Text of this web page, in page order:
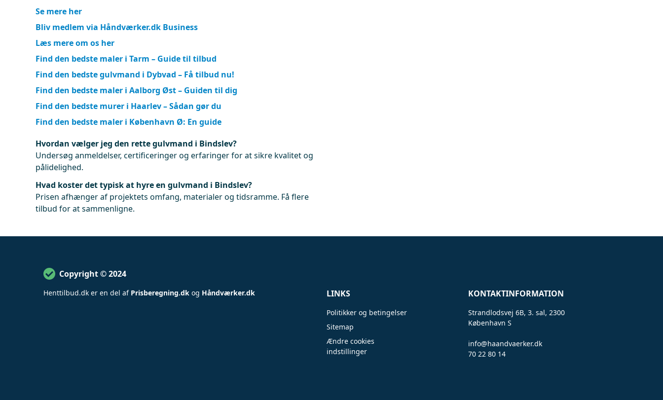
Se mere her
Bliv medlem via Håndværker.dk Business
Læs mere om os her
Find den bedste maler i Tarm – Guide til tilbud
Find den bedste gulvmand i Dybvad – Få tilbud nu!
Find den bedste maler i Aalborg Øst – Guiden til dig
Find den bedste murer i Haarlev – Sådan gør du
Find den bedste maler i København Ø: En guide
Hvordan vælger jeg den rette gulvmand i Bindslev?
Undersøg anmeldelser, certificeringer og erfaringer for at sikre kvalitet og
pålidelighed.
Hvad koster det typisk at hyre en gulvmand i Bindslev?
Prisen afhænger af projektets omfang, materialer og tidsramme. Få flere
tilbud for at sammenligne.
Copyright © 2024
Henttilbud.dk er en del af Prisberegning.dk og Håndværker.dk LINKS
Politikker og betingelser
Sitemap
Ændre cookies
indstillinger
KONTAKTINFORMATION
Strandlodsvej 6B, 3. sal, 2300
København S
info@haandvaerker.dk
70 22 80 14